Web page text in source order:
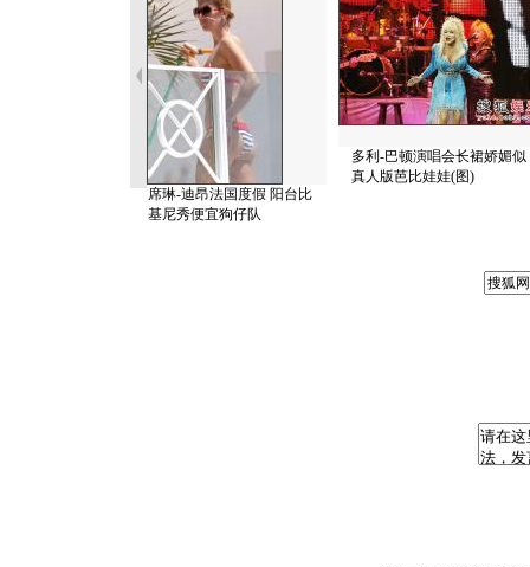
席琳-迪昂法国度假 阳台比
基尼秀便宜狗仔队
多利-巴顿演唱会长裙娇媚似
真人版芭比娃娃(图)